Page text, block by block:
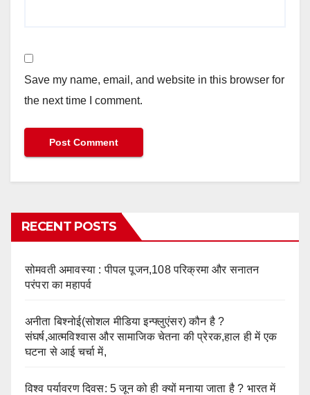
Save my name, email, and website in this browser for
the next time I comment.
RECENT POSTS
सोमवती अमावस्या : पीपल पूजन,108 परिक्रमा और सनातन
परंपरा का महापर्व
अनीता बिश्नोई(सोशल मीडिया इन्फ्लुएंसर) कौन है ?
संघर्ष,आत्मविश्वास और सामाजिक चेतना की प्रेरक,हाल ही में एक
घटना से आई चर्चा में,
विश्व पर्यावरण दिवस: 5 जून को ही क्यों मनाया जाता है ? भारत में